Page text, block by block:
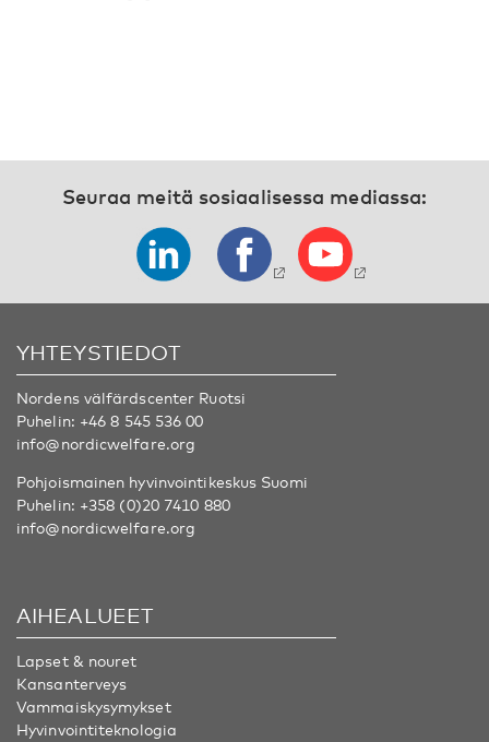
Seuraa meitä sosiaalisessa mediassa:
YHTEYSTIEDOT
Nordens välfärdscenter Ruotsi
Puhelin: +46 8 545 536 00
info@nordicwelfare.org
Pohjoismainen hyvinvointikeskus Suomi
Puhelin: +358 (0)20 7410 880
info@nordicwelfare.org
AIHEALUEET
Lapset & nouret
Kansanterveys
Vammaiskysymykset
Hyvinvointiteknologia